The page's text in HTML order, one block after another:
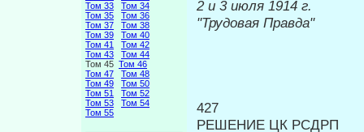
Том 33
Том 34
Том 35
Том 36
Том 37
Том 38
Том 39
Том 40
Том 41
Том 42
Том 43
Том 44
Том 45 Том 46
Том 47
Том 48
Том 49
Том 50
Том 51
Том 52
Том 53
Том 54
Том 55
2 и 3
"Трудовая Правда"
427
РЕШЕНИЕ ЦК РСДРП